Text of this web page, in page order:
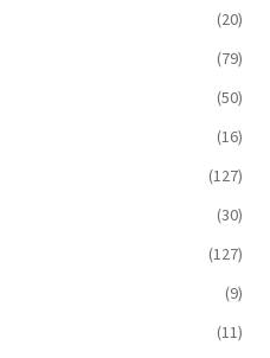
(20)
(79)
(50)
(16)
(127)
(30)
(127)
(9)
(11)